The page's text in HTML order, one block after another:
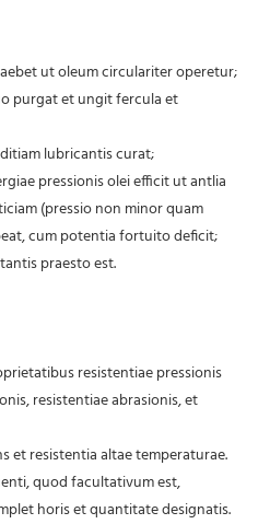
ut oleum circulariter operetur;
purgat et ungit fercula et
lubricantis curat;
pressionis olei efficit ut antlia
(pressio non minor quam
cum potentia fortuito deficit;
praesto est.
resistentiae pressionis
resistentiae abrasionis, et
et resistentia altae temperaturae.
quod facultativum est,
horis et quantitate designatis.